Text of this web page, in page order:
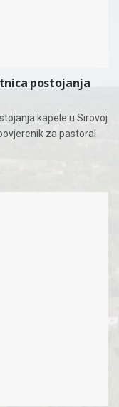
postojanja
kapele u Sirovoj
za pastoral